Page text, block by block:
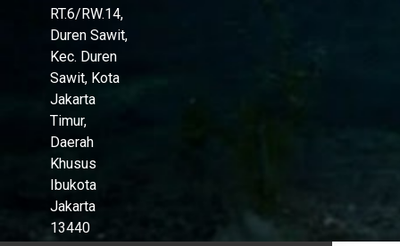
RT.6/RW.14,
Duren Sawit,
Kec. Duren
Sawit, Kota
Jakarta
Timur,
Daerah
Khusus
Ibukota
Jakarta
13440